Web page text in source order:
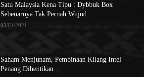
Satu Malaysia Kena Tipu : Dybbuk Box
Sebenarnya Tak Pernah Wujud
03/01/2021
Saham Menjunam, Pembinaan Kilang Intel
Penang Dihentikan